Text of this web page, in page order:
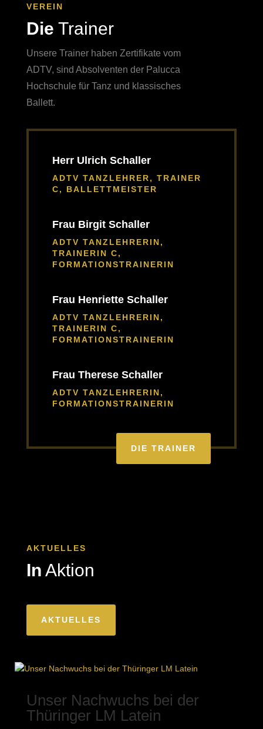
VEREIN
Die Trainer
Unsere Trainer haben Zertifikate vom
ADTV, sind Absolventen der Palucca
Hochschule für Tanz und klassisches
Ballett.
Herr Ulrich Schaller
ADTV TANZLEHRER, TRAINER
C, BALLETTMEISTER
Frau Birgit Schaller
ADTV TANZLEHRERIN,
TRAINERIN C,
FORMATIONSTRAINERIN
Frau Henriette Schaller
ADTV TANZLEHRERIN,
TRAINERIN C,
FORMATIONSTRAINERIN
Frau Therese Schaller
ADTV TANZLEHRERIN,
FORMATIONSTRAINERIN
DIE TRAINER
AKTUELLES
In Aktion
AKTUELLES
Unser Nachwuchs bei der
Thüringer LM Latein